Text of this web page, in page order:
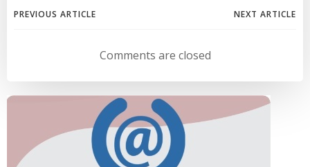
Navegación
entradas
PREVIOUS ARTICLE
Navegación
de
entradas
NEXT ARTICLE
Comments are closed